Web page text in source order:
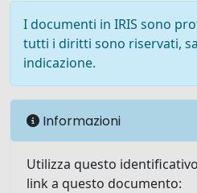
I documenti in IRIS sono
tutti i diritti sono riservati,
indicazione.
Informazioni
Utilizza questo
link a questo documento: